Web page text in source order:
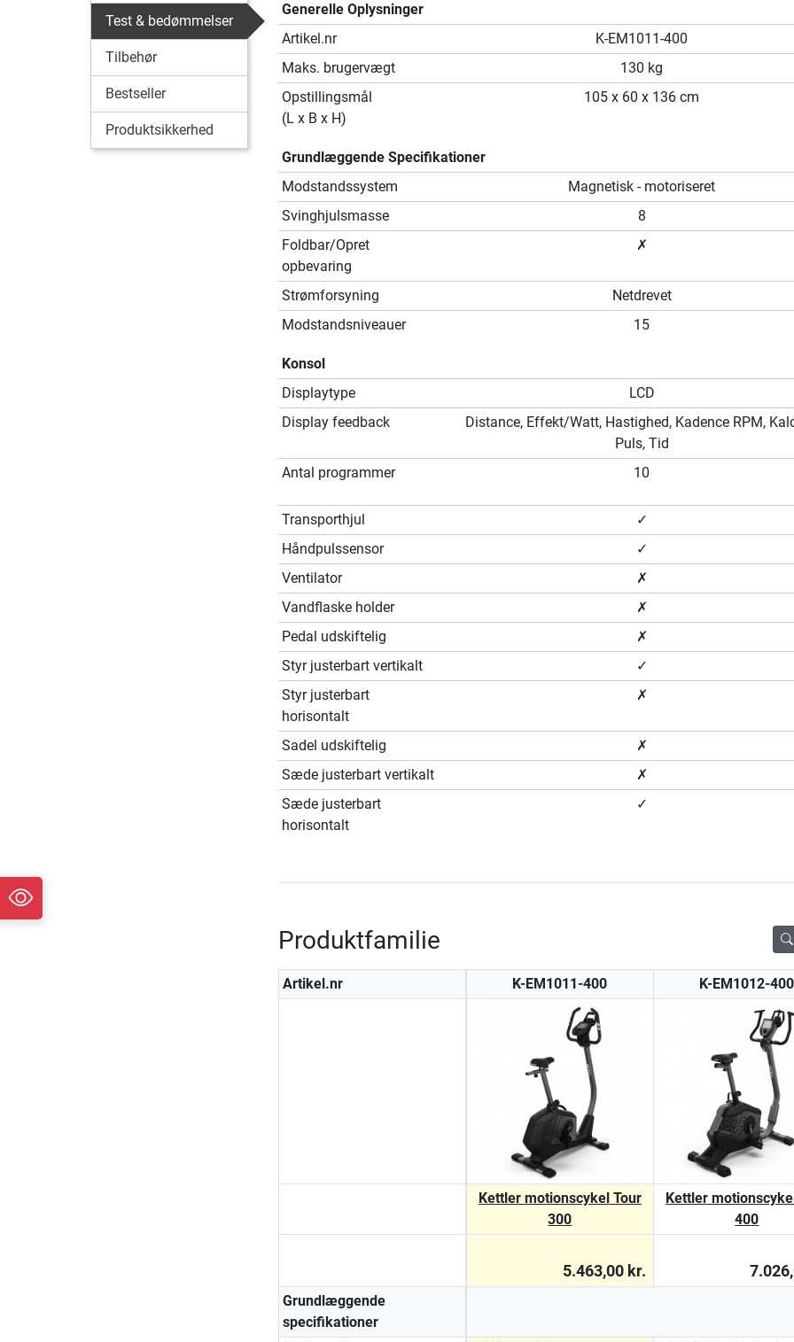
Test & bedømmelser
Tilbehør
Bestseller
Produktsikkerhed
Generelle Oplysninger
Artikel.nr
K-EM1011-400
Maks. brugervægt
130 kg
Opstillingsmål
(L x B x H)
105 x 60 x 136 cm
Grundlæggende Specifikationer
Modstandssystem
Magnetisk - motoriseret
Svinghjulsmasse
8
Foldbar/Opret
opbevaring
✗
Strømforsyning
Netdrevet
Modstandsniveauer
15
Konsol
Displaytype
LCD
Display feedback
Distance, Effekt/Watt, Hastighed, Kadence RPM,
Puls, Tid
Antal programmer
10
Transporthjul
✓
Håndpulssensor
✓
Ventilator
✗
Vandflaske holder
✗
Pedal udskiftelig
✗
Styr justerbart vertikalt
✓
Styr justerbart
horisontalt
✗
Sadel udskiftelig
✗
Sæde justerbart vertikalt
✗
Sæde justerbart
horisontalt
✓
Produktfamilie
Artikel.nr K-EM1011-400 K-EM1012-400
Kettler motionscykel Tour
300
Kettler
400
5.463,00 kr.
Grundlæggende
specifikationer